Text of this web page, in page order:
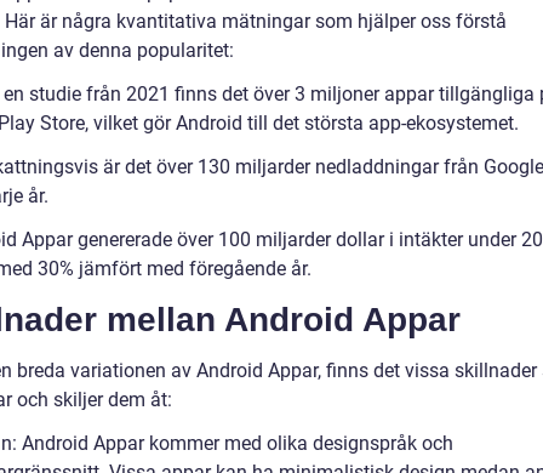
Här är några kvantitativa mätningar som hjälper oss förstå
av denna popularitet:
studie från 2021 finns det över 3 miljoner appar tillgängliga
Store, vilket gör Android till det största app-ekosystemet.
är det över 130 miljarder nedladdningar från
år.
Appar genererade över 100 miljarder dollar i intäkter under
30% jämfört med föregående år.
mellan Android Appar
breda variationen av Android Appar, finns det vissa skillnader
och skiljer dem åt:
Android Appar kommer med olika designspråk och